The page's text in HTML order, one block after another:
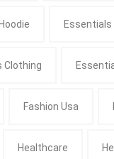
Essentials
Clothing
Fashion Usa
Healthcare